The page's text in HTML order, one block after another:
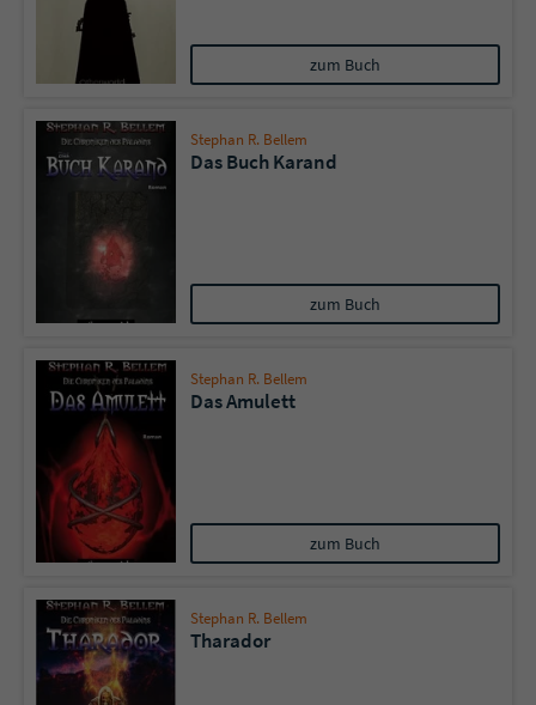
zum Buch
Stephan R. Bellem
Das Buch Karand
zum Buch
Stephan R. Bellem
Das Amulett
zum Buch
Stephan R. Bellem
Tharador